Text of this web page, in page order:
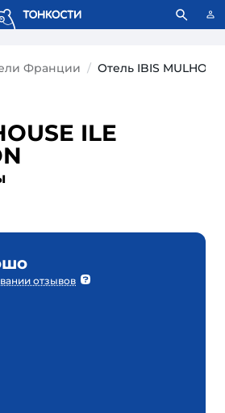
сookie-файлы. Что это значит?
Франции Отель IBIS
ILE
отзывов